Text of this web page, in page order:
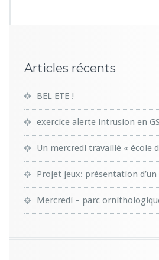
Articles récents
BEL ETE !
exercice alerte intrusion en GS
Un mercredi travaillé « école
Projet jeux: présentation d’un
Mercredi – parc